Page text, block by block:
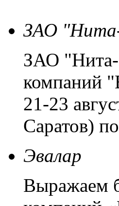
ЗАО
ЗАО "Нита-
компаний
21-23
Саратов)
Эвалар
Выражаем